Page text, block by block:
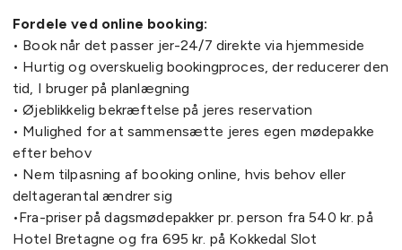
Fordele ved online booking:
• Book når det passer jer-24/7 direkte via hjemmeside
• Hurtig og overskuelig bookingproces, der reducerer den
tid, I bruger på planlægning
• Øjeblikkelig bekræftelse på jeres reservation
• Mulighed for at sammensætte jeres egen mødepakke
efter behov
• Nem tilpasning af booking online, hvis behov eller
deltagerantal ændrer sig
•Fra-priser på dagsmødepakker pr. person fra 540 kr. på
Hotel Bretagne og fra 695 kr. på Kokkedal Slot